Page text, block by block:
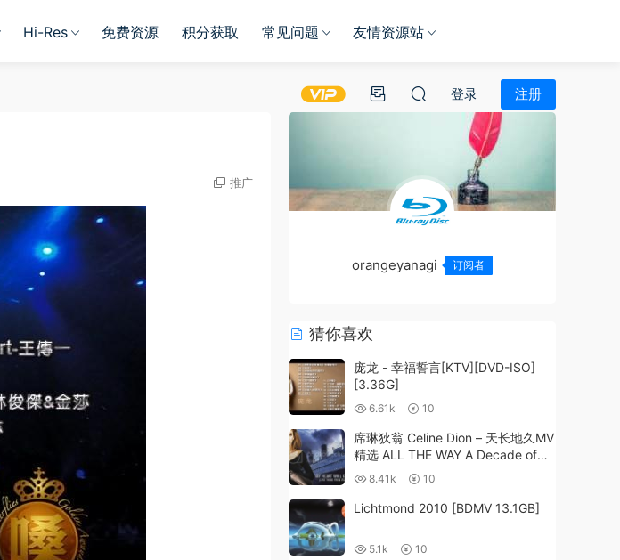
Hi-Res 免费资源 积分获取 常见问题 友情资源站
登录 注册
推广
orangeyanagi 订阅者
猜你喜欢
庞龙 - 幸福誓言[KTV][DVD-ISO]
[3.36G]
6.61k 10
席琳狄翁 Celine Dion – 天长地久MV
精选 ALL THE WAY A Decade of
Song and Video（DVD ISO
4.37G）
8.41k 10
Lichtmond 2010 [BDMV 13.1GB]
5.1k 10